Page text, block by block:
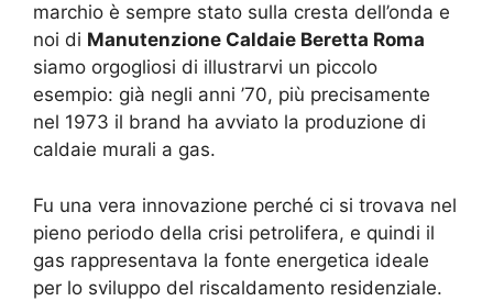
marchio è sempre stato sulla cresta dell’onda e
noi di Manutenzione Caldaie Beretta Roma
siamo orgogliosi di illustrarvi un piccolo
esempio: già negli anni ’70, più precisamente
nel 1973 il brand ha avviato la produzione di
caldaie murali a gas.
Fu una vera innovazione perché ci si trovava nel
pieno periodo della crisi petrolifera, e quindi il
gas rappresentava la fonte energetica ideale
per lo sviluppo del riscaldamento residenziale.